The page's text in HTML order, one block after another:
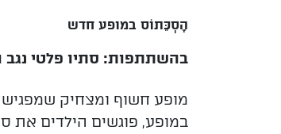
הֶֶסְְכֵּּתוֹס במופע חדש
בהשתתפות: סתיו פלטי
מופע חשוף ומצחיק
במופע, פוגשים הילדים את